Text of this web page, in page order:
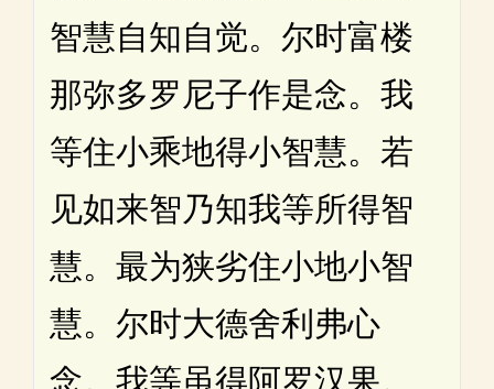
智慧自知自觉。尔时富楼
那弥多罗尼子作是念。我
等住小乘地得小智慧。若
见如来智乃知我等所得智
慧。最为狭劣住小地小智
慧。尔时大德舍利弗心
念。我等虽得阿罗汉果。